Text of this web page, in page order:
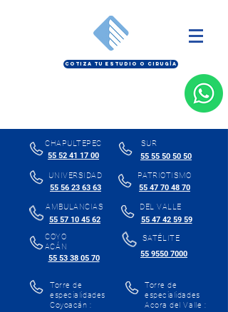
COTIZA TU ESTUDIO O CIRUGÍA
CHAPULTEPEC
55 52 41 17 00
SUR
55 55 50 50 50
UNIVERSIDAD
55 56 23 63 63
55 47 70 48 70
PATRIOTISMO
AMBULANCIAS
55 57 10 45 62
DEL VALLE
55 47 42 59 59
COYO
ACÁN
55 53 38 05 70
SATÉLITE
55 9550 7000
Torre de
especialidades
Coyoacán :
Torre de
especialidades
Acora del Valle :